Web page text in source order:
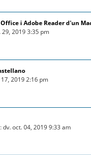
i Adobe Reader d'un
29, 2019 3:35 pm
2019 2:16 pm
dv. oct. 04, 2019 9:33 am